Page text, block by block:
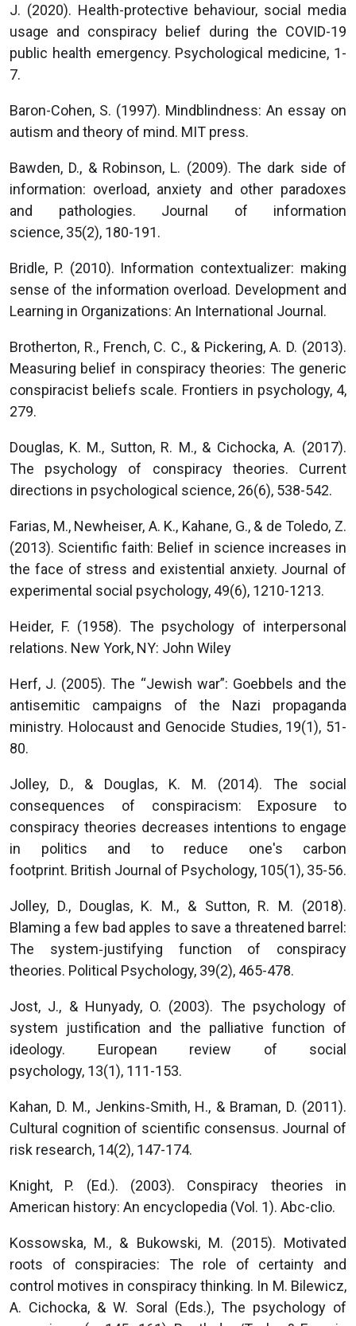
J. (2020). Health-protective behaviour, social media
usage and conspiracy belief during the COVID-19
public health emergency. Psychological medicine, 1-
7.
Baron-Cohen, S. (1997). Mindblindness: An essay on
autism and theory of mind. MIT press.
Bawden, D., & Robinson, L. (2009). The dark side of
information: overload, anxiety and other paradoxes
and pathologies. Journal of information
science, 35(2), 180-191.
Bridle, P. (2010). Information contextualizer: making
sense of the information overload. Development and
Learning in Organizations: An International Journal.
Brotherton, R., French, C. C., & Pickering, A. D. (2013).
Measuring belief in conspiracy theories: The generic
conspiracist beliefs scale. Frontiers in psychology, 4,
279.
Douglas, K. M., Sutton, R. M., & Cichocka, A. (2017).
The psychology of conspiracy theories. Current
directions in psychological science, 26(6), 538-542.
Farias, M., Newheiser, A. K., Kahane, G., & de Toledo, Z.
(2013). Scientific faith: Belief in science increases in
the face of stress and existential anxiety. Journal of
experimental social psychology, 49(6), 1210-1213.
Heider, F. (1958). The psychology of interpersonal
relations. New York, NY: John Wiley
Herf, J. (2005). The “Jewish war”: Goebbels and the
antisemitic campaigns of the Nazi propaganda
ministry. Holocaust and Genocide Studies, 19(1), 51-
80.
Jolley, D., & Douglas, K. M. (2014). The social
consequences of conspiracism: Exposure to
conspiracy theories decreases intentions to engage
in politics and to reduce one's carbon
footprint. British Journal of Psychology, 105(1), 35-56.
Jolley, D., Douglas, K. M., & Sutton, R. M. (2018).
Blaming a few bad apples to save a threatened barrel:
The system‐justifying function of conspiracy
theories. Political Psychology, 39(2), 465-478.
Jost, J., & Hunyady, O. (2003). The psychology of
system justification and the palliative function of
ideology. European review of social
psychology, 13(1), 111-153.
Kahan, D. M., Jenkins‐Smith, H., & Braman, D. (2011).
Cultural cognition of scientific consensus. Journal of
risk research, 14(2), 147-174.
Knight, P. (Ed.). (2003). Conspiracy theories in
American history: An encyclopedia (Vol. 1). Abc-clio.
Kossowska, M., & Bukowski, M. (2015). Motivated
roots of conspiracies: The role of certainty and
control motives in conspiracy thinking. In M. Bilewicz,
A. Cichocka, & W. Soral (Eds.), The psychology of